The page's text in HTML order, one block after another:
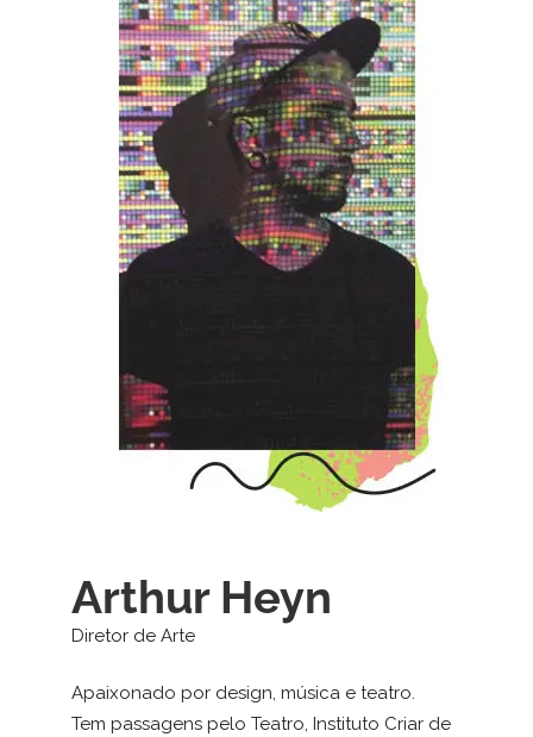
Arthur Heyn
Diretor de Arte
Apaixonado por design, música e teatro.
Tem passagens pelo Teatro, Instituto Criar de